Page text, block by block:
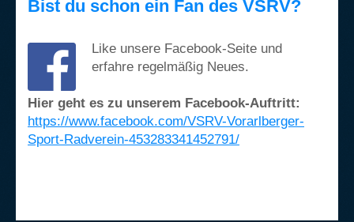
Bist du schon ein Fan des VSRV?
Like unsere Facebook-Seite und
erfahre regelmäßig Neues.
Hier geht es zu unserem Facebook-Auftritt:
https://www.facebook.com/VSRV-Vorarlberger-
Sport-Radverein-453283341452791/